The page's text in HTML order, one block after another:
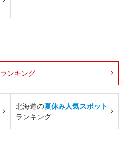
ランキング
北海道の夏休み人気スポット
ランキング